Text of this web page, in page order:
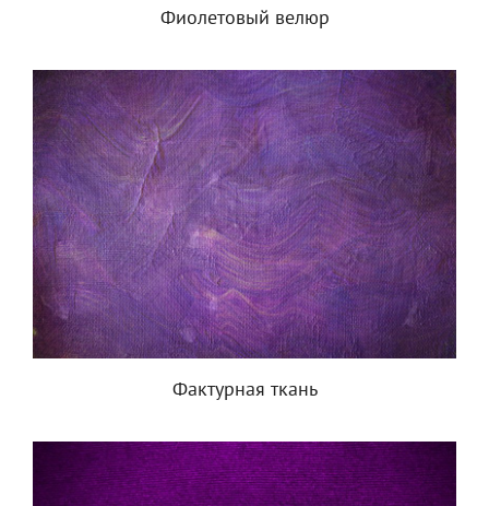
Фиолетовый велюр
Фактурная ткань